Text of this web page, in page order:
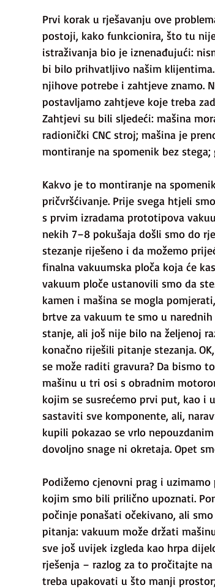
Prvi korak u rješavanju ove
postoji, kako funkcionira, što tu
istraživanja bio je iznenađujući:
bi bilo prihvatljivo našim
njihove potrebe i zahtjeve znamo.
postavljamo zahtjeve koje treba
Zahtjevi su bili sljedeći: mašina
radionički CNC stroj; mašina je
montiranje na spomenik bez
Kakvo je to montiranje na
pričvršćivanje. Prije svega htjeli
s prvim izradama prototipova
nekih 7–8 pokušaja došli smo do
stezanje riješeno i da možemo
finalna vakuumska ploča koja će
vakuum ploče ustanovili smo da
kamen i mašina se mogla
brtve za vakuum te smo u
stanje, ali još nije bilo na željenoj
konačno riješili pitanje stezanja.
se može raditi gravura? Da bismo
mašinu u tri osi s obradnim
kojim se susrećemo prvi put, kao i
sastaviti sve komponente, ali,
kupili pokazao se vrlo
dovoljno snage ni okretaja. Opet
Podižemo cjenovni prag i
kojim smo bili prilično upoznati.
počinje ponašati očekivano, ali
pitanja: vakuum može držati
sve još uvijek izgleda kao hrpa
rješenja – razlog za to pročitajte
treba upakovati u što manji